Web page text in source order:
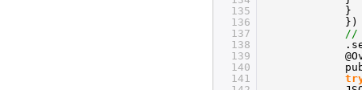
135
136
137
138
139
140
141
}
})
//